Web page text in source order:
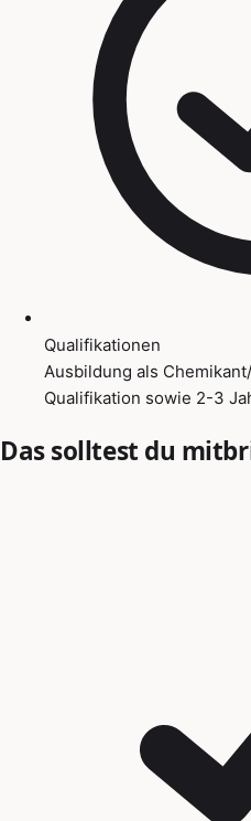
Qualifikationen
Ausbildung als
Qualifikation sowie 2-3
Das solltest du